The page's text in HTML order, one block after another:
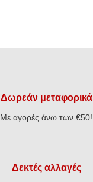
Δωρεάν μεταφορικά
Με αγορές άνω των €50!
Δεκτές αλλαγές